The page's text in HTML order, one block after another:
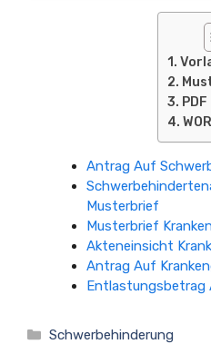
PDF
Antrag Auf
Musterbrief
Musterbrief
Akteneinsicht
Antrag Auf
Entlastungsbetrag
Kategorien
Schwerbehinderung